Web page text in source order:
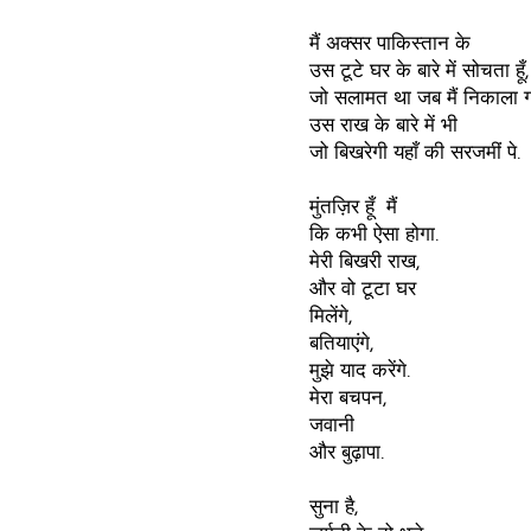
मैं अक्सर पाकिस्तान के
उस टूटे घर के बारे में सोचता हूँ,
जो सलामत था जब मैं निकाला
उस राख के बारे में भी
जो बिखरेगी यहाँ की सरजमीं पे.
मुंतज़िर हूँ मैं
कि कभी ऐसा होगा.
मेरी बिखरी राख,
और वो टूटा घर
मिलेंगे,
बतियाएंगे,
मुझे याद करेंगे.
मेरा बचपन,
जवानी
और बुढ़ापा.
सुना है,